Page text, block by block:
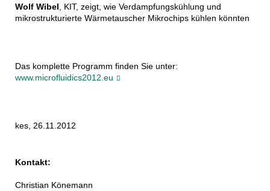
Wolf Wibel, KIT, zeigt, wie Verdampfungskühlung und
mikrostrukturierte Wärmetauscher Mikrochips kühlen könnten
Das komplette Programm finden Sie unter:
www.microfluidics2012.eu
kes, 26.11.2012
Kontakt:
Christian Könemann